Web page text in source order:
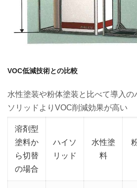
VOC低減技術との比較
水性塗装や粉体塗装と比べて導入の
ソリッドよりVOC削減効果が高い
溶剤型
塗料か
ら切替
の場合
ハイソ
リッド
水性塗
料